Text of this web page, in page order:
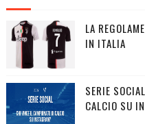
LA
IN ITALIA
SERIE
CALCIO SU